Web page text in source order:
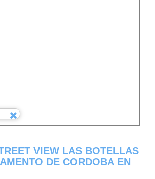
VIEW LAS BOTELLAS
DE CORDOBA EN